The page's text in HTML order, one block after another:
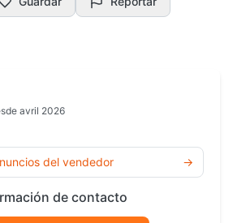
avril 2026
del vendedor →
de contacto